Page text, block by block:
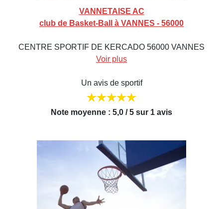
VANNETAISE AC
club de Basket-Ball à VANNES - 56000
CENTRE SPORTIF DE KERCADO 56000 VANNES
Voir plus
Un avis de sportif
Note moyenne : 5,0 / 5 sur 1 avis